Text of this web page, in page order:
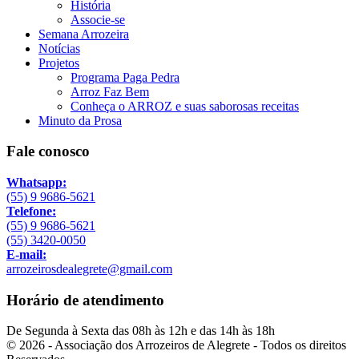
História
Associe-se
Semana Arrozeira
Notícias
Projetos
Programa Paga Pedra
Arroz Faz Bem
Conheça o ARROZ e suas saborosas receitas
Minuto da Prosa
Fale conosco
Whatsapp:
(55) 9 9686-5621
Telefone:
(55) 9 9686-5621
(55) 3420-0050
E-mail:
arrozeirosdealegrete@gmail.com
Horário de atendimento
De Segunda à Sexta das 08h às 12h e das 14h às 18h
© 2026 - Associação dos Arrozeiros de Alegrete - Todos os direitos